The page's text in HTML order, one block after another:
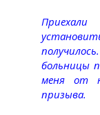
больницы
меня от
призыва.